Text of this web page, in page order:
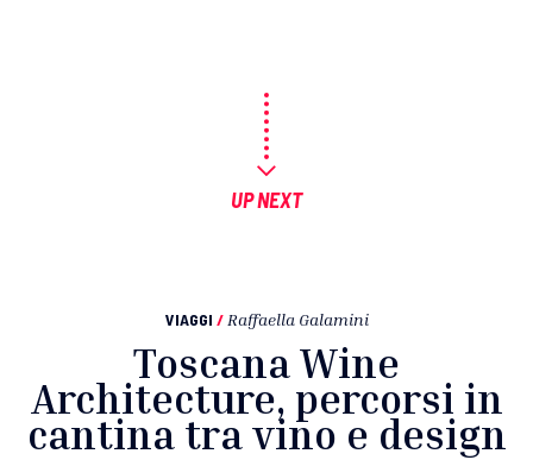
UP NEXT
VIAGGI / Raffaella Galamini
Toscana Wine
Architecture, percorsi in
cantina tra vino e design